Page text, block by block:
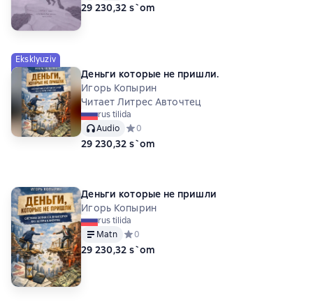
29 230,32 s`om
Eksklyuziv
Деньги которые не пришли.
Игорь Копырин
Читает Литрес Авточтец
rus tilida
Audio
Средний рейтинг 0 на основе 0 оценок
0
29 230,32 s`om
Деньги которые не пришли
Игорь Копырин
rus tilida
Matn
Средний рейтинг 0 на основе 0 оценок
0
29 230,32 s`om